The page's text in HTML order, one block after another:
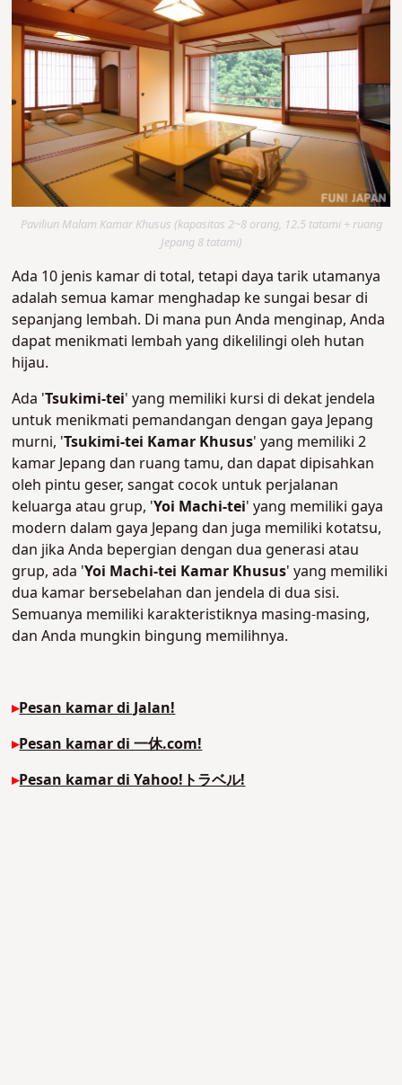
Paviliun Malam Kamar Khusus (kapasitas 2~8 orang, 12.5 tatami + ruang
Jepang 8 tatami)
Ada 10 jenis kamar di total, tetapi daya tarik utamanya
adalah semua kamar menghadap ke sungai besar di
sepanjang lembah. Di mana pun Anda menginap, Anda
dapat menikmati lembah yang dikelilingi oleh hutan
hijau.
Ada 'Tsukimi-tei' yang memiliki kursi di dekat jendela
untuk menikmati pemandangan dengan gaya Jepang
murni, 'Tsukimi-tei Kamar Khusus' yang memiliki 2
kamar Jepang dan ruang tamu, dan dapat dipisahkan
oleh pintu geser, sangat cocok untuk perjalanan
keluarga atau grup, 'Yoi Machi-tei' yang memiliki gaya
modern dalam gaya Jepang dan juga memiliki kotatsu,
dan jika Anda bepergian dengan dua generasi atau
grup, ada 'Yoi Machi-tei Kamar Khusus' yang memiliki
dua kamar bersebelahan dan jendela di dua sisi.
Semuanya memiliki karakteristiknya masing-masing,
dan Anda mungkin bingung memilihnya.
▸Pesan kamar di Jalan!
▸Pesan kamar di 一休.com!
▸Pesan kamar di Yahoo!トラベル!